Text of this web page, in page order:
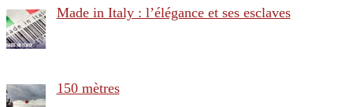
Made in Italy : l’élégance et ses esclaves
150 mètres